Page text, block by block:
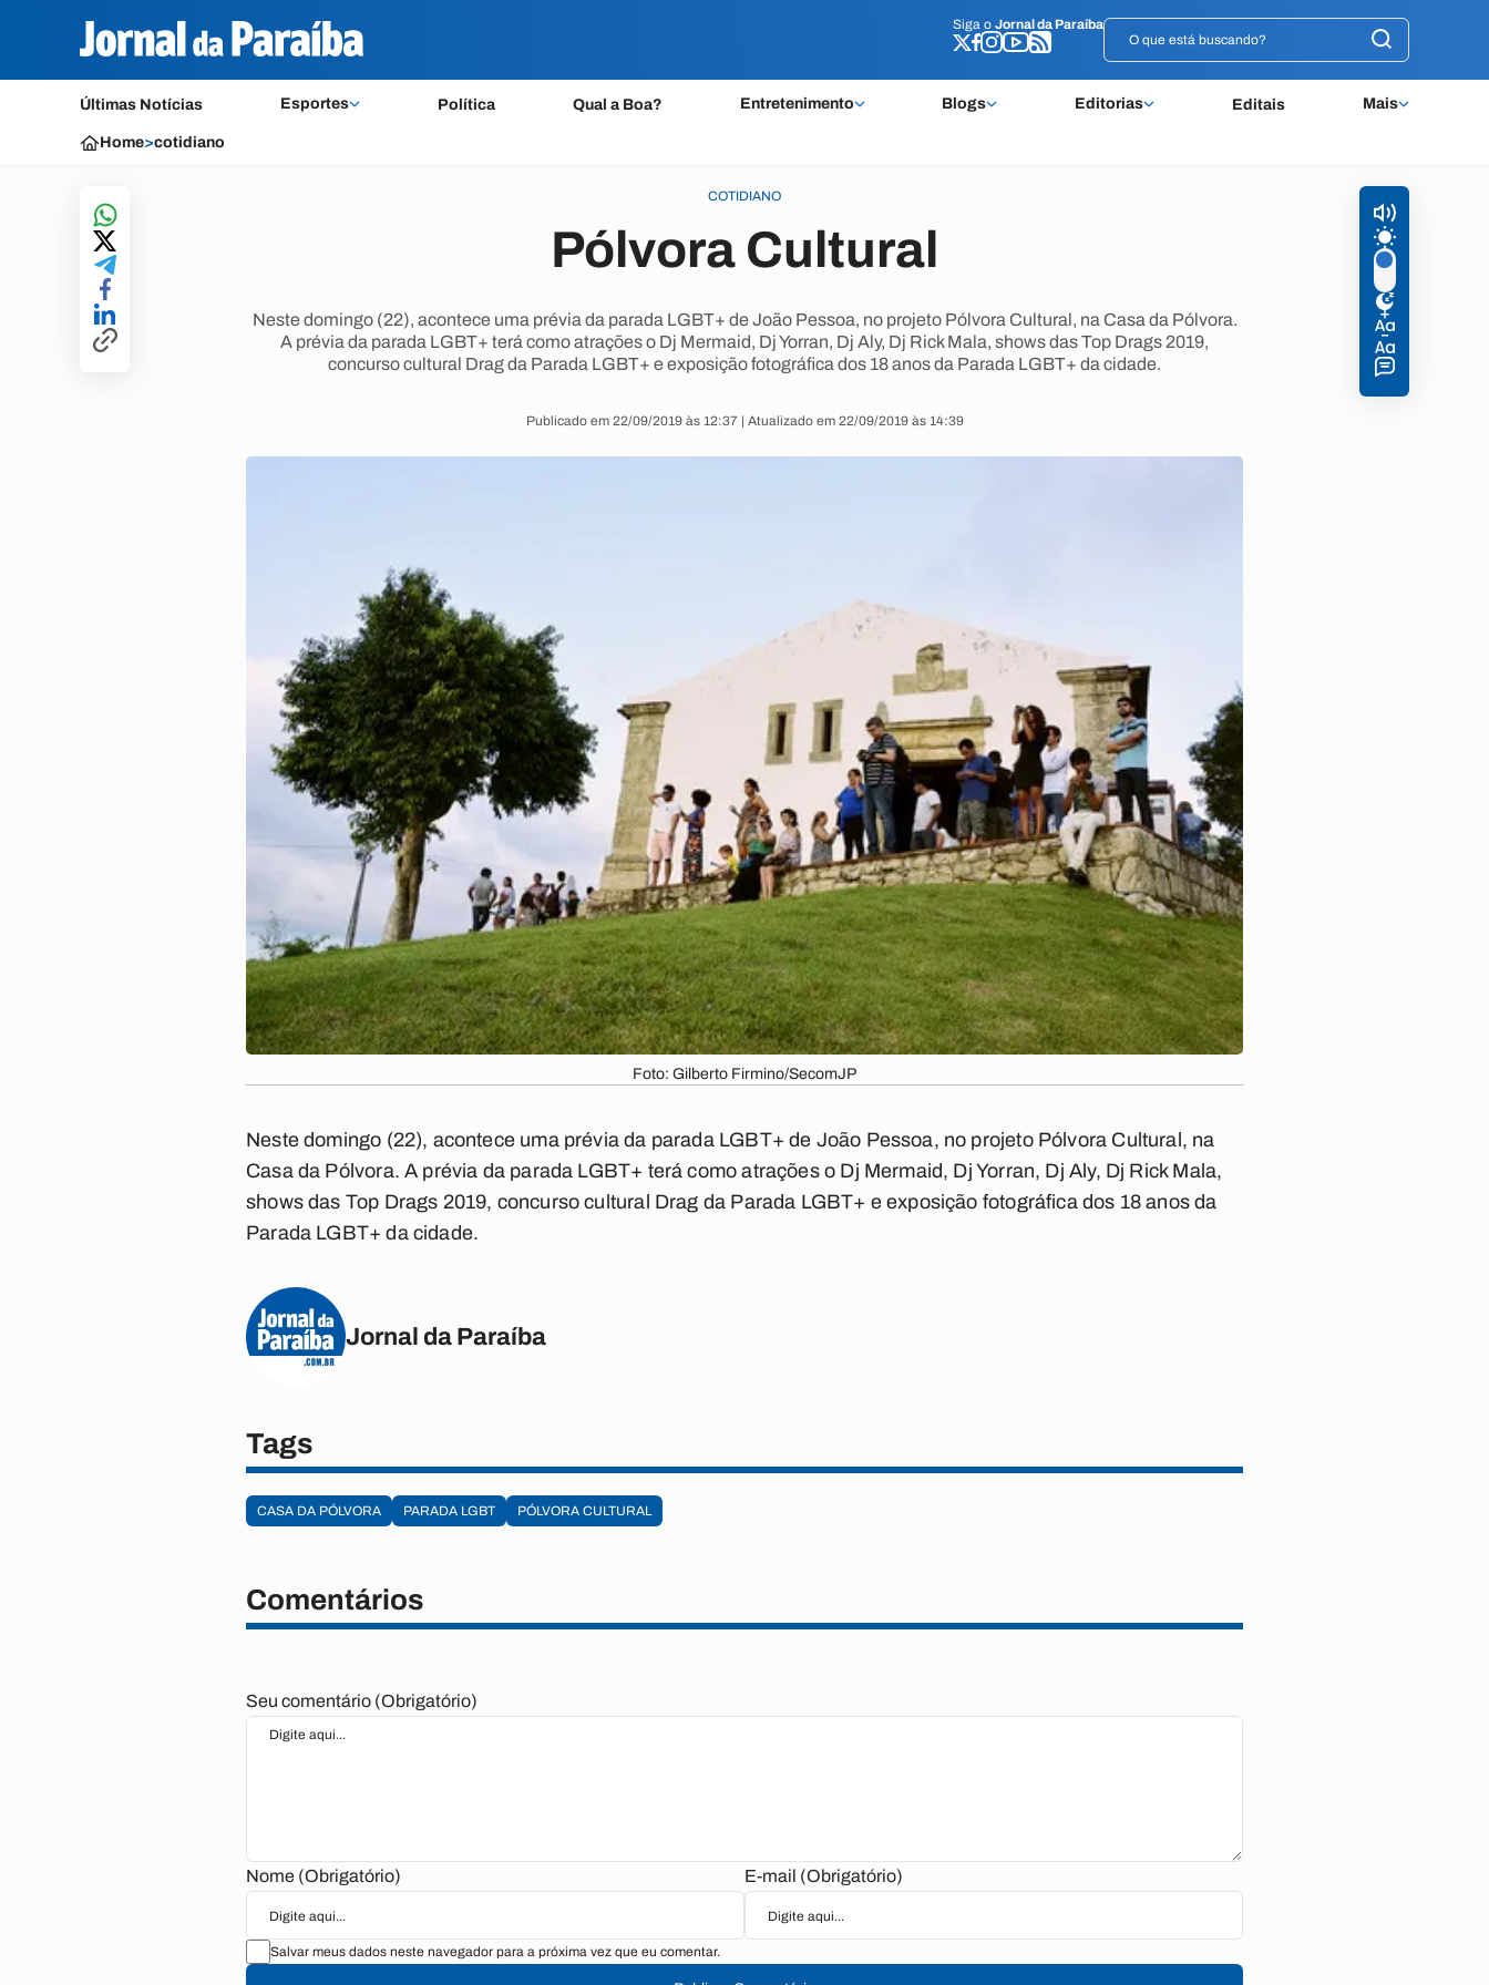
Siga o Jornal da Paraíba
Últimas Notícias Esportes Política Qual a Boa? Entretenimento Blogs Editorias Editais Mais
Siga o Jornal da Paraíba
Home>cotidiano
COTIDIANO
Pólvora Cultural
Neste domingo (22), acontece uma prévia da parada LGBT+ de João Pessoa, no projeto Pólvora Cultural, na Casa da Pólvora.
A prévia da parada LGBT+ terá como atrações o Dj Mermaid, Dj Yorran, Dj Aly, Dj Rick Mala, shows das Top Drags 2019,
concurso cultural Drag da Parada LGBT+ e exposição fotográfica dos 18 anos da Parada LGBT+ da cidade.
Publicado em 22/09/2019 às 12:37 | Atualizado em 22/09/2019 às 14:39
Foto: Gilberto Firmino/SecomJP
Neste domingo (22), acontece uma prévia da parada LGBT+ de João Pessoa, no projeto Pólvora Cultural, na
Casa da Pólvora. A prévia da parada LGBT+ terá como atrações o Dj Mermaid, Dj Yorran, Dj Aly, Dj Rick Mala,
shows das Top Drags 2019, concurso cultural Drag da Parada LGBT+ e exposição fotográfica dos 18 anos da
Parada LGBT+ da cidade.
Jornal da Paraíba
Tags
CASA DA PÓLVORA PARADA LGBT PÓLVORA CULTURAL
Comentários
Seu comentário (Obrigatório)
Nome (Obrigatório) E-mail (Obrigatório)
Salvar meus dados neste navegador para a próxima vez que eu comentar.